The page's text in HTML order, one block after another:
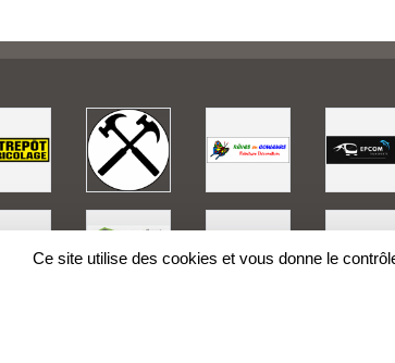
Ce site utilise des cookies et vous donne le